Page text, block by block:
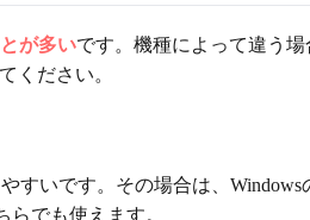
が多いです。機種によって違う場
ください。
すいです。その場合は、Windows
らでも使えます。